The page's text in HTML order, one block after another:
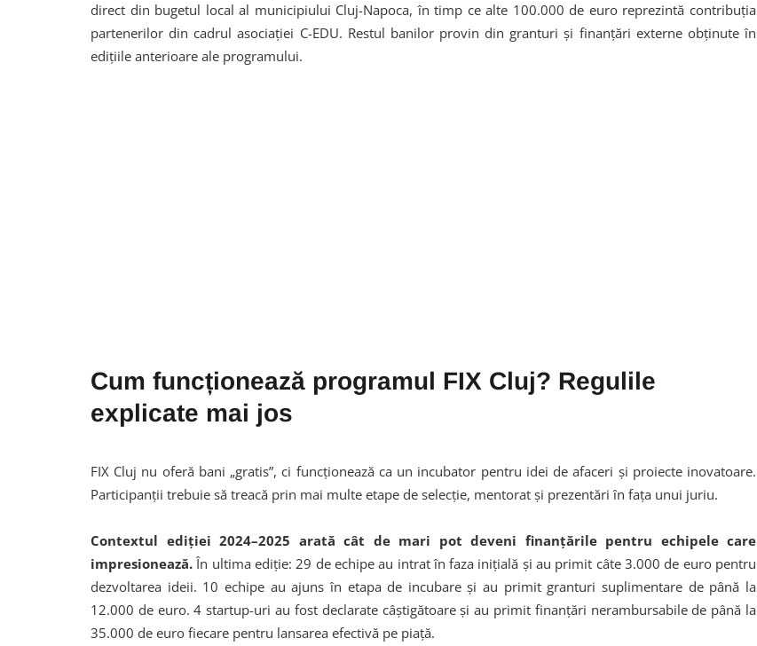
direct din bugetul local al municipiului Cluj-Napoca, în timp ce alte 100.000 de euro reprezintă contribuția
partenerilor din cadrul asociației C-EDU. Restul banilor provin din granturi și finanțări externe obținute în
edițiile anterioare ale programului.
Cum funcționează programul FIX Cluj? Regulile
explicate mai jos
FIX Cluj nu oferă bani „gratis”, ci funcționează ca un incubator pentru idei de afaceri și proiecte inovatoare.
Participanții trebuie să treacă prin mai multe etape de selecție, mentorat și prezentări în fața unui juriu.
Contextul ediției 2024–2025 arată cât de mari pot deveni finanțările pentru echipele care
impresionează.În ultima ediție: 29 de echipe au intrat în faza inițială și au primit câte 3.000 de euro pentru
dezvoltarea ideii. 10 echipe au ajuns în etapa de incubare și au primit granturi suplimentare de până la
12.000 de euro. 4 startup-uri au fost declarate câștigătoare și au primit finanțări nerambursabile de până la
35.000 de euro fiecare pentru lansarea efectivă pe piață.